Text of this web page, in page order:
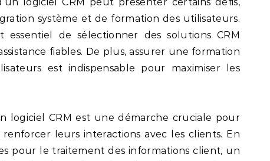
système et de formation des utilisateurs.
de sélectionner des solutions CRM
fiables. De plus, assurer une formation
est indispensable pour maximiser les
logiciel CRM est une démarche cruciale pour
renforcer leurs interactions avec les clients. En
pour le traitement des informations client, un